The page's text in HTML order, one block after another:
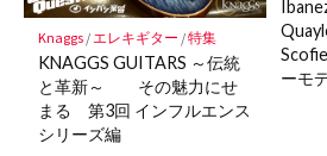
Knaggs/ エレキギター /特集
KNAGGS GUITARS ～伝統
と革新～ その魅力にせ
まる 第3回 インフルエンス
シリーズ編
ーモ